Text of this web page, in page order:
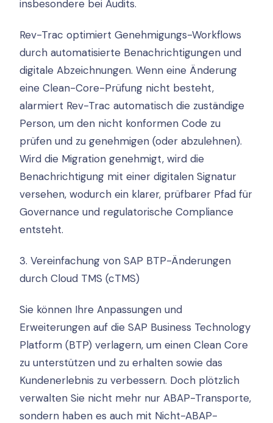
insbesondere bei Audits.
Rev-Trac optimiert Genehmigungs-Workflows
durch automatisierte Benachrichtigungen und
digitale Abzeichnungen. Wenn eine Änderung
eine Clean-Core-Prüfung nicht besteht,
alarmiert Rev-Trac automatisch die zuständige
Person, um den nicht konformen Code zu
prüfen und zu genehmigen (oder abzulehnen).
Wird die Migration genehmigt, wird die
Benachrichtigung mit einer digitalen Signatur
versehen, wodurch ein klarer, prüfbarer Pfad für
Governance und regulatorische Compliance
entsteht.
3. Vereinfachung von SAP BTP-Änderungen
durch Cloud TMS (cTMS)
Sie können Ihre Anpassungen und
Erweiterungen auf die SAP Business Technology
Platform (BTP) verlagern, um einen Clean Core
zu unterstützen und zu erhalten sowie das
Kundenerlebnis zu verbessern. Doch plötzlich
verwalten Sie nicht mehr nur ABAP-Transporte,
sondern haben es auch mit Nicht-ABAP-